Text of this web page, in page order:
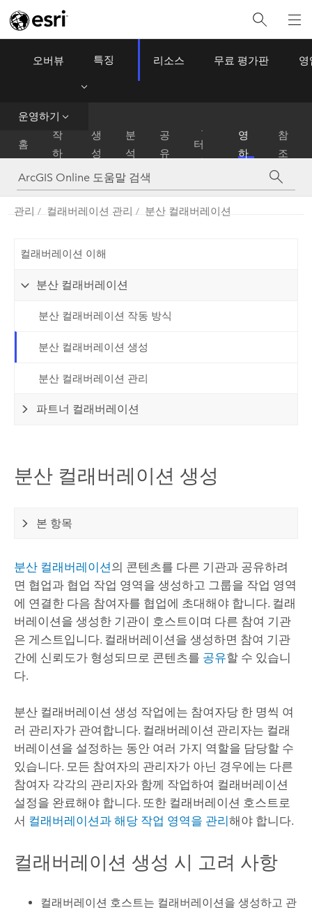
ArcGIS Online
오버뷰 특징 리소스 무료 평가판 영
운영하기
홈
시
작
하
기
생
성
분
석
공
유
터
관
영
하
참
조
관리 컬래버레이션 관리 분산 컬래버레이션
컬래버레이션 이해
분산 컬래버레이션
분산 컬래버레이션 작동 방식
분산 컬래버레이션 생성
분산 컬래버레이션 관리
파트너 컬래버레이션
분산 컬래버레이션 생성
본 항목
분산 컬래버레이션의 콘텐츠를 다른 기관과 공유하려
면 협업과 협업 작업 영역을 생성하고 그룹을 작업 영역
에 연결한 다음 참여자를 협업에 초대해야 합니다. 컬래
버레이션을 생성한 기관이 호스트이며 다른 참여 기관
은 게스트입니다. 컬래버레이션을 생성하면 참여 기관
간에 신뢰도가 형성되므로 콘텐츠를 공유할 수 있습니
다.
분산 컬래버레이션 생성 작업에는 참여자당 한 명씩 여
러 관리자가 관여합니다. 컬래버레이션 관리자는 컬래
버레이션을 설정하는 동안 여러 가지 역할을 담당할 수
있습니다. 모든 참여자의 관리자가 아닌 경우에는 다른
참여자 각각의 관리자와 함께 작업하여 컬래버레이션
설정을 완료해야 합니다. 또한 컬래버레이션 호스트로
서 컬래버레이션과 해당 작업 영역을 관리해야 합니다.
컬래버레이션 생성 시 고려 사항
컬래버레이션 호스트는 컬래버레이션을 생성하고 관